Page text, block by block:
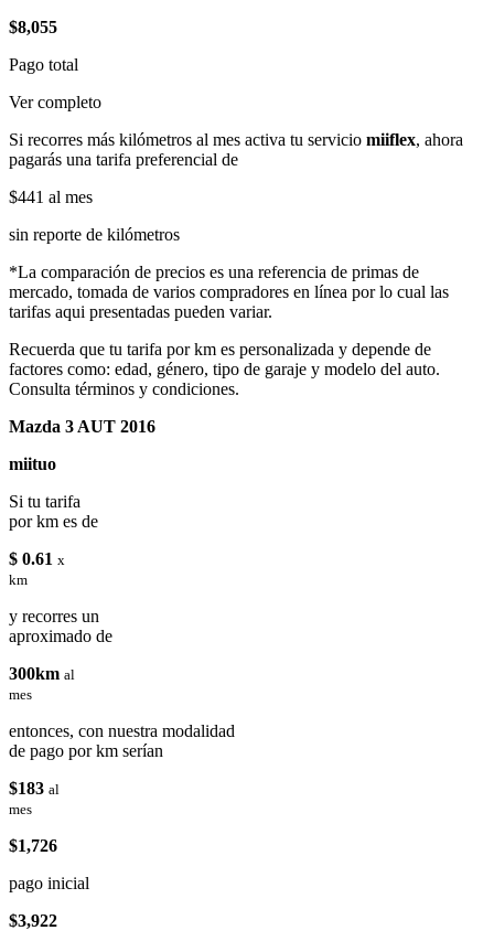
$8,055
Pago total
Ver completo
Si recorres más kilómetros al mes activa tu servicio miiflex, ahora
pagarás una tarifa preferencial de
$441 al mes
sin reporte de kilómetros
*La comparación de precios es una referencia de primas de
mercado, tomada de varios compradores en línea por lo cual las
tarifas aqui presentadas pueden variar.
Recuerda que tu tarifa por km es personalizada y depende de
factores como: edad, género, tipo de garaje y modelo del auto.
Consulta términos y condiciones.
Mazda 3 AUT 2016
miituo
Si tu tarifa
por km es de
$ 0.61 x
km
y recorres un
aproximado de
300km al
mes
entonces, con nuestra modalidad
de pago por km serían
$183 al
mes
$1,726
pago inicial
$3,922